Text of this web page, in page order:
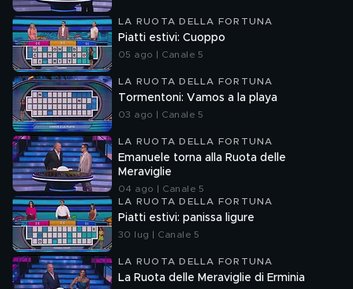
LA RUOTA DELLA FORTUNA
Piatti estivi: Cuoppo
05 ago | Canale 5
LA RUOTA DELLA FORTUNA
Tormentoni: Vamos a la playa
03 ago | Canale 5
LA RUOTA DELLA FORTUNA
Emanuele torna alla Ruota delle
Meraviglie
04 ago | Canale 5
LA RUOTA DELLA FORTUNA
Piatti estivi: panissa ligure
30 lug | Canale 5
LA RUOTA DELLA FORTUNA
La Ruota delle Meraviglie di Erminia